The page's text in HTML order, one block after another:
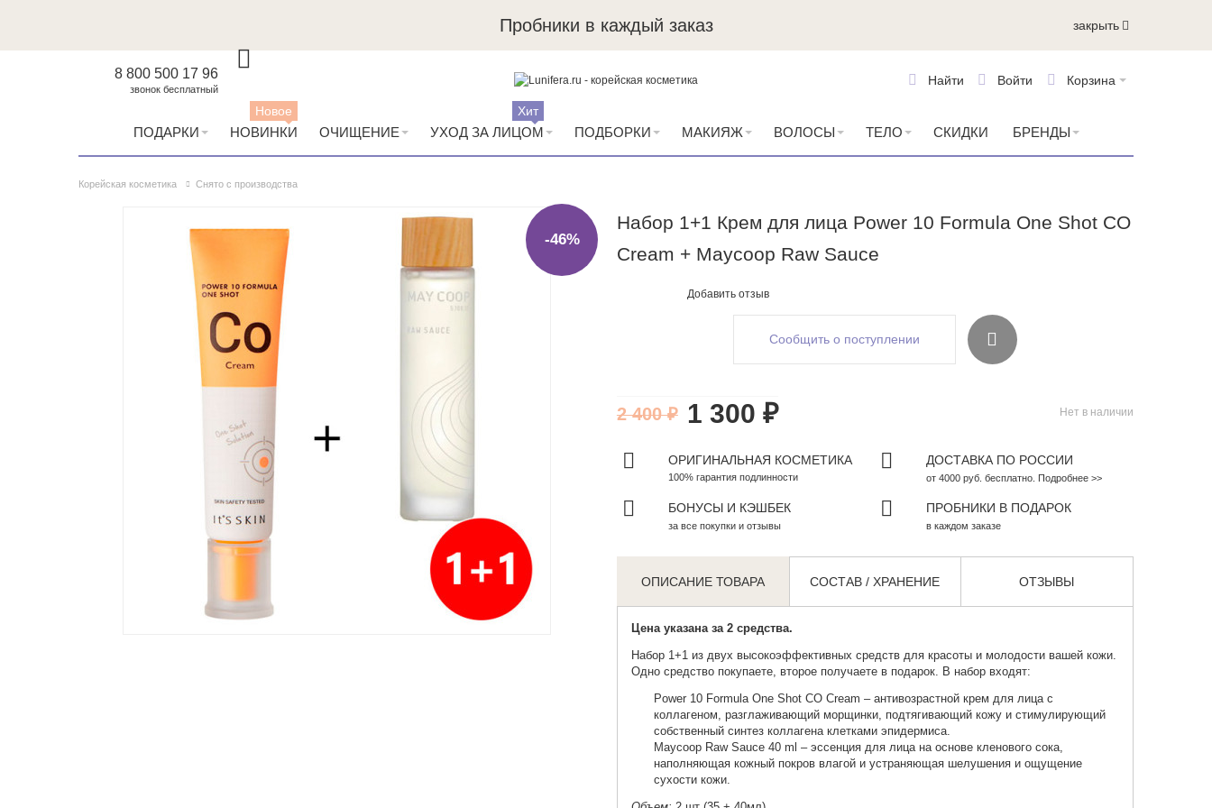
Пробники в каждый заказ закрыть
8 800 500 17 96
звонок бесплатный
Корзина
Войти
Найти
ПОДАРКИ НОВИНКИ
Новое
ОЧИЩЕНИЕ УХОД ЗА ЛИЦОМ
Хит
ПОДБОРКИ МАКИЯЖ ВОЛОСЫ ТЕЛО СКИДКИ БРЕНДЫ
Корейская косметика Снято с производства
Набор 1+1 Крем для лица Power 10 Formula One Shot CO
Cream + Maycoop Raw Sauce
Добавить отзыв
Zoom
-46%
Сообщить о поступлении
Нет в наличии
1 300 ₽
2 400 ₽
ОРИГИНАЛЬНАЯ КОСМЕТИКА
100% гарантия подлинности
ДОСТАВКА ПО РОССИИ
от 4000 руб. бесплатно. Подробнее >>
БОНУСЫ И КЭШБЕК
за все покупки и отзывы
ПРОБНИКИ В ПОДАРОК
в каждом заказе
ОПИСАНИЕ ТОВАРА СОСТАВ / ХРАНЕНИЕ ОТЗЫВЫ
Цена указана за 2 средства.
Набор 1+1 из двух высокоэффективных средств для красоты и молодости вашей кожи.
Одно средство покупаете, второе получаете в подарок. В набор входят:
Power 10 Formula One Shot CO Cream – антивозрастной крем для лица с
коллагеном, разглаживающий морщинки, подтягивающий кожу и стимулирующий
собственный синтез коллагена клетками эпидермиса.
Maycoop Raw Sauce40 ml – эссенция для лица на основе кленового сока,
наполняющая кожный покров влагой и устраняющая шелушения и ощущение
сухости кожи.